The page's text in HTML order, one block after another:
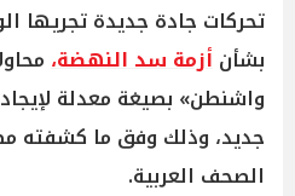
تحركات جادة جديدة تجريها
بشأن أزمة سد النهضة،
واشنطن» بصيغة معدلة
جديد، وذلك وفق ما كشفته
الصحف العربية.